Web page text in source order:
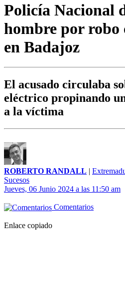
Policía Nacional
hombre por robo
en Badajoz
El acusado circulaba
eléctrico propinando
a la víctima
ROBERTO RANDALL |
Sucesos
Jueves, 06 Junio 2024 a las 11:50 am
Comentarios
Enlace copiado